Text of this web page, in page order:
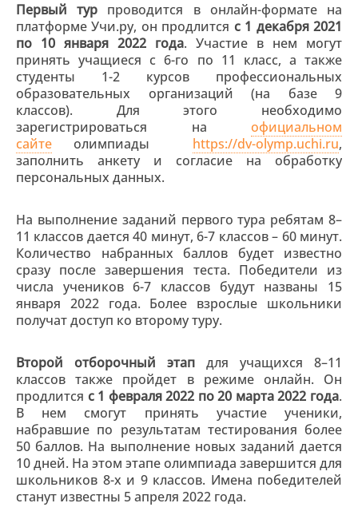
Первый тур проводится в онлайн-формате на
платформе Учи.ру, он продлится с 1 декабря 2021
по 10 января 2022 года. Участие в нем могут
принять учащиеся с 6-го по 11 класс, а также
студенты 1-2 курсов профессиональных
образовательных организаций (на базе 9
классов). Для этого необходимо
зарегистрироваться на официальном
сайте олимпиады https://dv-olymp.uchi.ru,
заполнить анкету и согласие на обработку
персональных данных.
На выполнение заданий первого тура ребятам 8–
11 классов дается 40 минут, 6-7 классов – 60 минут.
Количество набранных баллов будет известно
сразу после завершения теста. Победители из
числа учеников 6-7 классов будут названы 15
января 2022 года. Более взрослые школьники
получат доступ ко второму туру.
Второй отборочный этап для учащихся 8–11
классов также пройдет в режиме онлайн. Он
продлится с 1 февраля 2022 по 20 марта 2022 года.
В нем смогут принять участие ученики,
набравшие по результатам тестирования более
50 баллов. На выполнение новых заданий дается
10 дней. На этом этапе олимпиада завершится для
школьников 8-х и 9 классов. Имена победителей
станут известны 5 апреля 2022 года.